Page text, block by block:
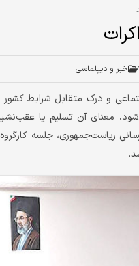
خبر و دیپلماسی
و درک متقابل شرایط
معنای آن تسلیم یا
ریاست‌جمهوری، جلسه